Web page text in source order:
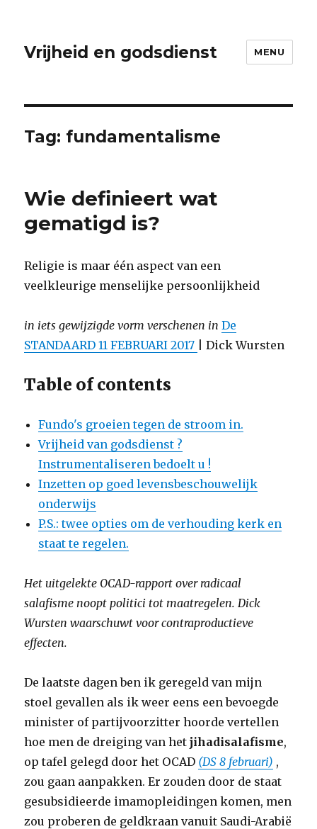
Vrijheid en godsdienst MENU
Tag: fundamentalisme
Wie definieert wat
gematigd is?
Religie is maar één aspect van een
veelkleurige menselijke persoonlijkheid
in iets gewijzigde vorm verschenen inDe
STANDAARD 11 FEBRUARI 2017
| Dick Wursten
Table of contents
Fundo's groeien tegen de stroom in.
Vrijheid van godsdienst ?
Instrumentaliseren bedoelt u !
Inzetten op goed levensbeschouwelijk
onderwijs
P.S.: twee opties om de verhouding kerk en
staat te regelen.
Het uitgelekte OCAD-rapport over radicaal
salafisme noopt politici tot maatregelen. Dick
Wursten waarschuwt voor contraproductieve
effecten.
De laatste dagen ben ik geregeld van mijn
stoel gevallen als ik weer eens een bevoegde
minister of partijvoorzitter hoorde vertellen
hoe men de dreiging van hetjihadisalafisme,
op tafel gelegd door het OCAD (DS 8 februari) ,
zou gaan aanpakken. Er zouden door de staat
gesubsidieerde imamopleidingen komen, men
zou proberen de geldkraan vanuit Saudi-Arabië